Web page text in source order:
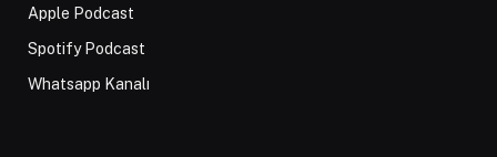
Apple Podcast
Spotify Podcast
Whatsapp Kanalı